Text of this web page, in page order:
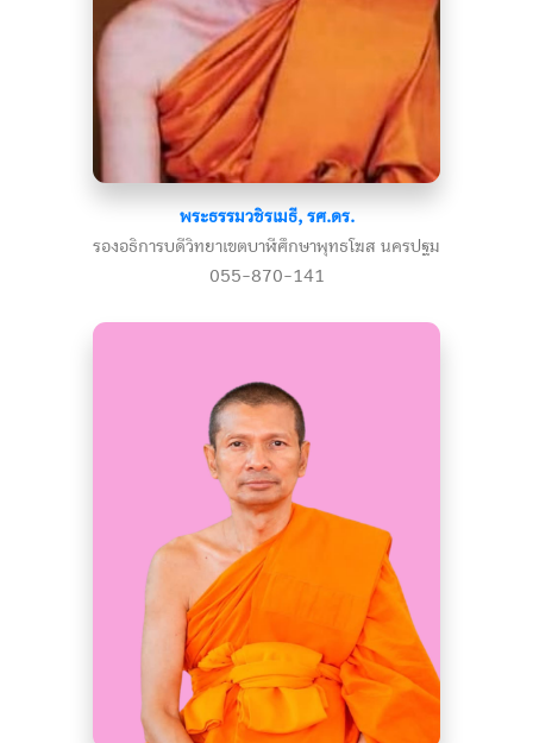
พระธรรมวชิรเมธี, รศ.ดร.
รองอธิการบดีวิทยาเขตบาฬีศึกษาพุทธโฆส นครปฐม
055-870-141